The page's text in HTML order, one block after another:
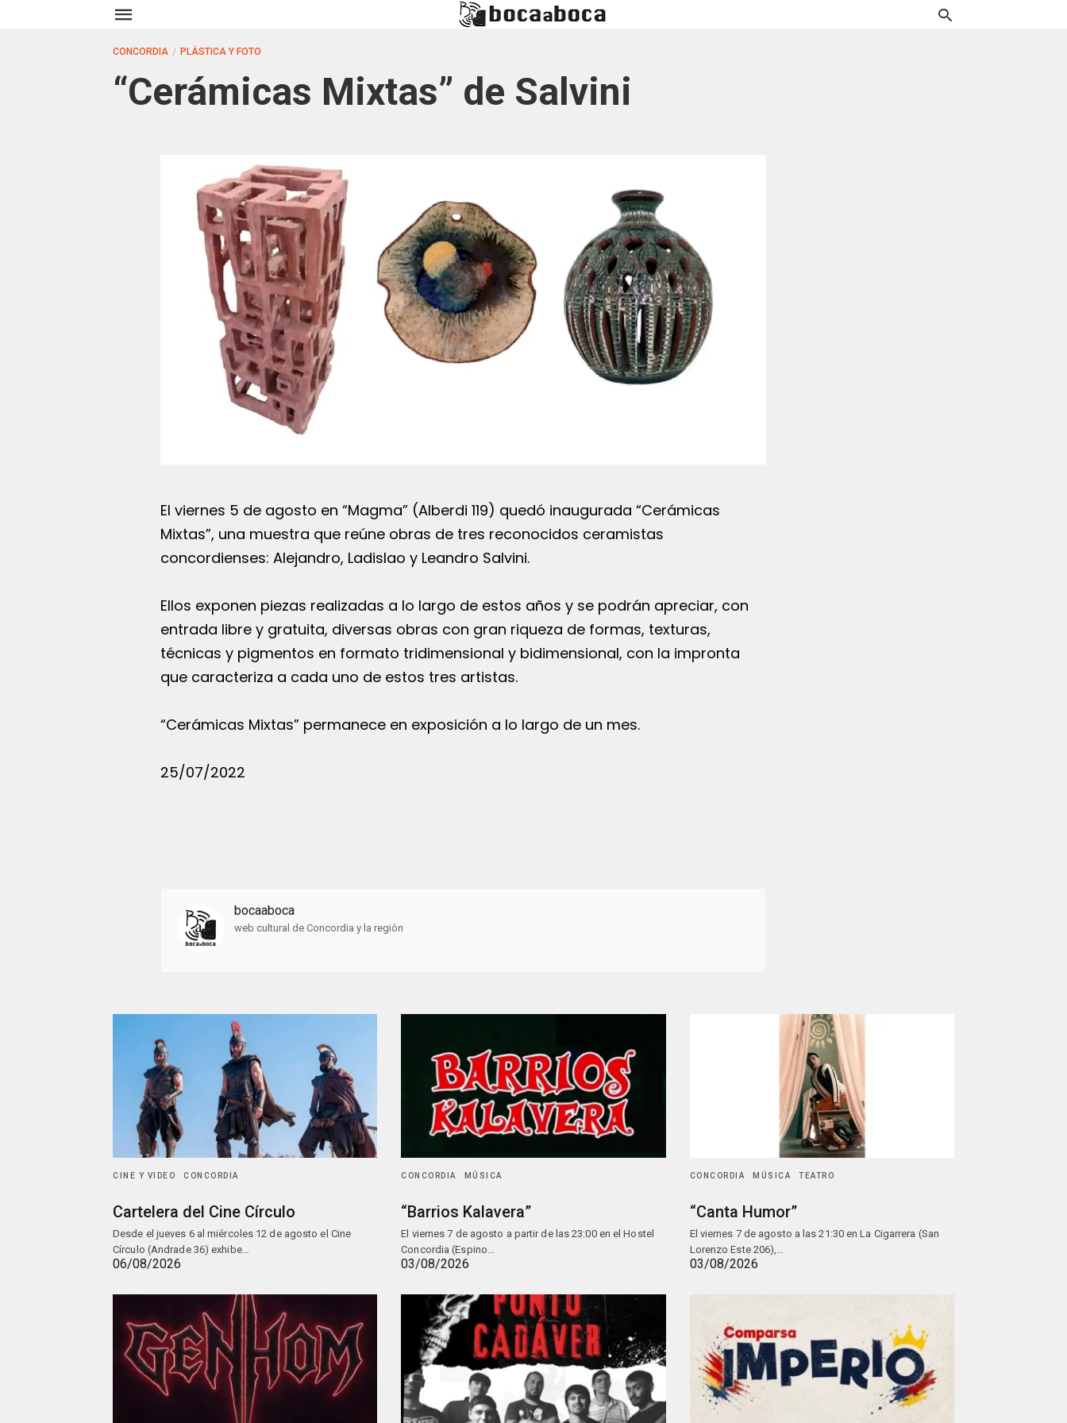
CONCORDIA PLÁSTICA Y FOTO
“Cerámicas Mixtas” de Salvini
El viernes 5 de agosto en “Magma” (Alberdi 119) quedó inaugurada “Cerámicas
Mixtas”, una muestra que reúne obras de tres reconocidos ceramistas
concordienses: Alejandro, Ladislao y Leandro Salvini.
Ellos exponen piezas realizadas a lo largo de estos años y se podrán apreciar, con
entrada libre y gratuita, diversas obras con gran riqueza de formas, texturas,
técnicas y pigmentos en formato tridimensional y bidimensional, con la impronta
que caracteriza a cada uno de estos tres artistas.
“Cerámicas Mixtas” permanece en exposición a lo largo de un mes.
25/07/2022
bocaaboca
web cultural de Concordia y la región
CINE Y VIDEO CONCORDIA
Cartelera del Cine Círculo
Desde el jueves 6 al miércoles 12 de agosto el Cine
Círculo (Andrade 36) exhibe…
06/08/2026
CONCORDIA MÚSICA
“Barrios Kalavera”
El viernes 7 de agosto a partir de las 23:00 en el Hostel
Concordia (Espino…
03/08/2026
CONCORDIA MÚSICA TEATRO
“Canta Humor”
El viernes 7 de agosto a las 21:30 en La Cigarrera (San
Lorenzo Este 206),…
03/08/2026